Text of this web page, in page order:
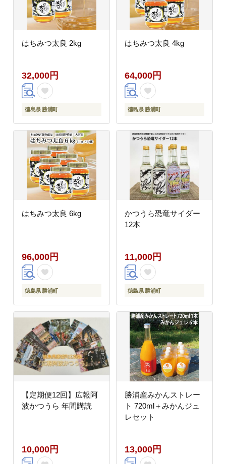
はちみつ太良 2kg
32,000円
徳島県 勝浦町
はちみつ太良 4kg
64,000円
徳島県 勝浦町
はちみつ太良 6kg
96,000円
徳島県 勝浦町
かつうら恐竜サイダー
12本
11,000円
徳島県 勝浦町
【定期便12回】広報阿
波かつうら 年間購読
10,000円
勝浦産みかんストレー
ト 720ml＋みかんジュ
レセット
13,000円